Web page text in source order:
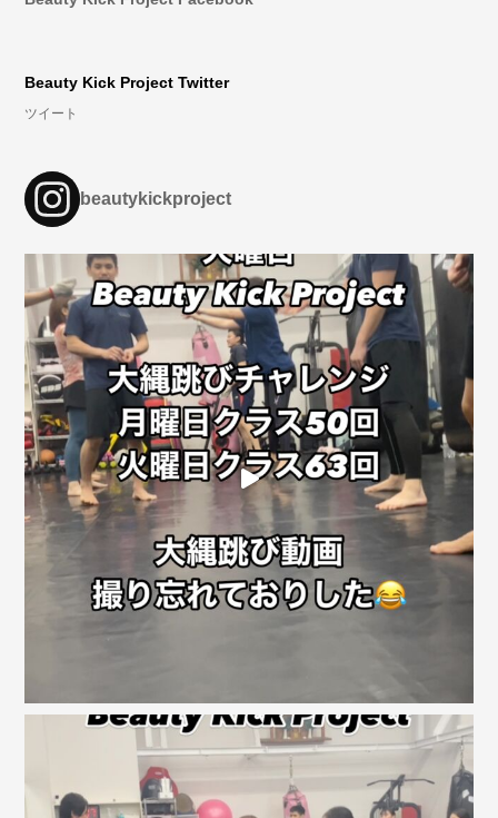
Beauty Kick Project Twitter
ツイート
beautykickproject